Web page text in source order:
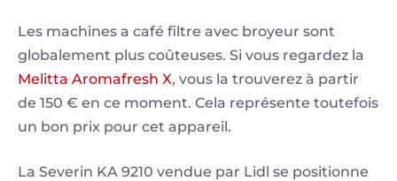
Les machines a café filtre avec broyeur sont
globalement plus coûteuses. Si vous regardez la
Melitta Aromafresh X, vous la trouverez à partir
de 150 € en ce moment. Cela représente toutefois
un bon prix pour cet appareil.
La Severin KA 9210 vendue par Lidl se positionne